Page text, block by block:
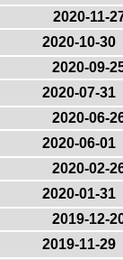
2020-11-
2020-10-30
2020-09-
2020-07-31
2020-06-
2020-06-01
2020-02-
2020-01-31
2019-12-
2019-11-29